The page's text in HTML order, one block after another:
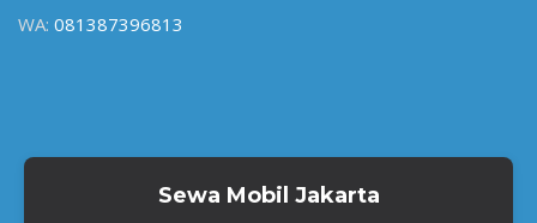
WA: 081387396813
Sewa Mobil Jakarta